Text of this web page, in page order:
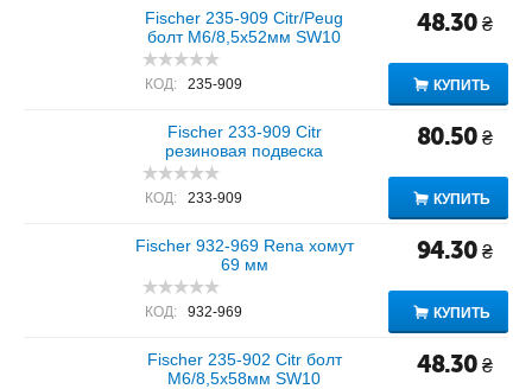
Fischer 235-909 Citr/Peug
болт M6/8,5x52мм SW10
КОД: 235-909
48.30 ₴
КУПИТЬ
Fischer 233-909 Citr
резиновая подвеска
КОД: 233-909
80.50 ₴
КУПИТЬ
Fischer 932-969 Rena хомут
69 мм
КОД: 932-969
94.30 ₴
КУПИТЬ
Fischer 235-902 Citr болт
M6/8,5x58мм SW10
48.30 ₴